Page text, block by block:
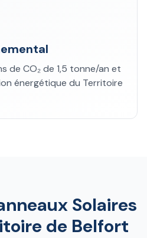
de CO₂ de 1,5 tonne/an et
énergétique du Territoire
Solaires
de Belfort